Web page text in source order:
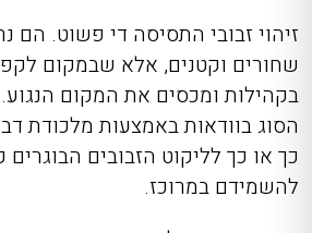
זיהוי זבובי התסיסה די פשוט. הם
שחורים וקטנים, אלא שבמקום
בקהילות ומכסים את המקום
הסוג בוודאות באמצעות מלכודת
כך או כך לליקוט הזבובים הבוגרים
להשמידם במרוכז.